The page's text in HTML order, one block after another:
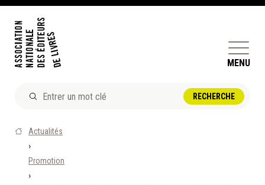
MENU
DOSSIERS ET ENJEUX
ÊTRE ÉDITEUR·TRICE
Actualités
›
Promotion
›